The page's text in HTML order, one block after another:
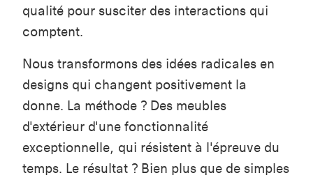
qualité pour susciter des interactions qui
comptent.
Nous transformons des idées radicales en
designs qui changent positivement la
donne. La méthode ? Des meubles
d'extérieur d'une fonctionnalité
exceptionnelle, qui résistent à l'épreuve du
temps. Le résultat ? Bien plus que de simples